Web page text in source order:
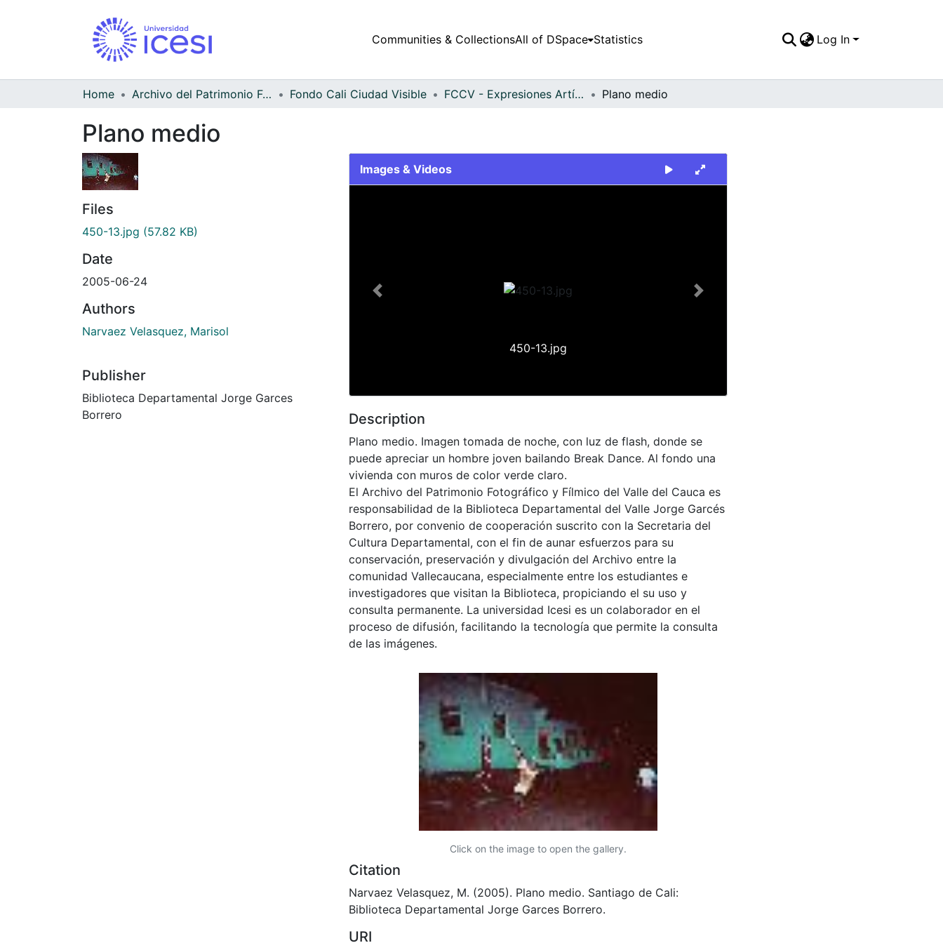
Communities & CollectionsAll of DSpace Statistics Log In
Home Archivo del Patrimonio Fotográfico y Fílmico del Valle del Cauca Fondo Cali Ciudad Visible FCCV - Expresiones Artísticas - Patrimonial Plano medio
Plano medio
Files
450-13.jpg (57.82 KB)
Date
2005-06-24
Authors
Narvaez Velasquez, Marisol
Publisher
Biblioteca Departamental Jorge Garces
Borrero
Images & Videos
450-13.jpg
Previous Next
Description
Plano medio. Imagen tomada de noche, con luz de flash, donde se
puede apreciar un hombre joven bailando Break Dance. Al fondo una
vivienda con muros de color verde claro.
El Archivo del Patrimonio Fotográfico y Fílmico del Valle del Cauca es
responsabilidad de la Biblioteca Departamental del Valle Jorge Garcés
Borrero, por convenio de cooperación suscrito con la Secretaria del
Cultura Departamental, con el fin de aunar esfuerzos para su
conservación, preservación y divulgación del Archivo entre la
comunidad Vallecaucana, especialmente entre los estudiantes e
investigadores que visitan la Biblioteca, propiciando el su uso y
consulta permanente. La universidad Icesi es un colaborador en el
proceso de difusión, facilitando la tecnología que permite la consulta
de las imágenes.
Click on the image to open the gallery.
Citation
Narvaez Velasquez, M. (2005). Plano medio. Santiago de Cali:
Biblioteca Departamental Jorge Garces Borrero.
URI